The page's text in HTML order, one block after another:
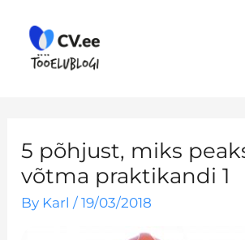
content
5 põhjust, miks
võtma praktikandi 1
By Karl/19/03/2018